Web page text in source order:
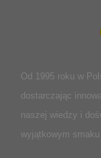
Od 1995 roku w
dostarczając
naszej wiedzy i
wyjątkowym